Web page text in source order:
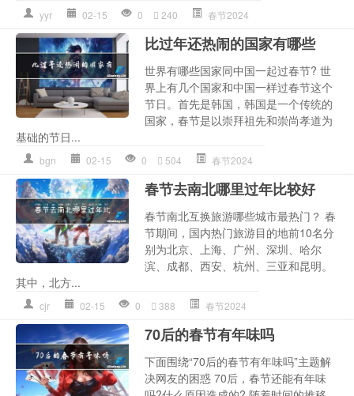
yyr 02-15 0 240 春节2024
比过年还热闹的国家有哪些
世界有哪些国家同中国一起过春节? 世
界上有几个国家和中国一样过春节这个
节日。首先是韩国，韩国是一个传统的
国家，春节是以崇拜祖先和崇尚孝道为
基础的节日...
bgn 02-15 0 504 春节2024
春节去南北哪里过年比较好
春节南北互换旅游哪些城市最热门？ 春
节期间，国内热门旅游目的地前10名分
别为北京、上海、广州、深圳、哈尔
滨、成都、西安、杭州、三亚和昆明。
其中，北方...
cjr 02-15 0 388 春节2024
70后的春节有年味吗
下面围绕“70后的春节有年味吗”主题解
决网友的困惑 70后，春节还能有年味